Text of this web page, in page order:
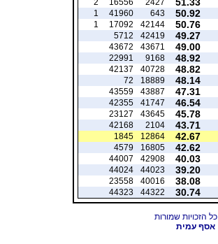
50.92
643
41960
1
50.76
42144
17092
1
49.27
42419
5712
49.00
43671
43672
48.92
9168
22991
48.82
40728
42137
48.14
18889
72
47.31
43887
43559
46.54
41747
42355
45.78
43645
23127
43.71
2104
42168
42.67
12864
1845
42.62
16805
4579
40.03
42908
44007
39.20
44023
44024
38.08
40016
23558
30.74
44322
44323
אסף עמית